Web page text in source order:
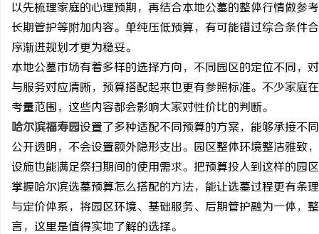
以先梳理家庭的心理预期，再结合本地公墓的整体行情做参
长期管护等附加内容。单纯压低预算，有可能错过综合条件
序渐进规划才更为稳妥。
本地公墓市场有着多样的选择方向，不同园区的定位不同，
与服务对应清晰，预算搭配起来也更有参照标准。不少家庭
考量范围，这些内容都会影响大家对性价比的判断。
哈尔滨福寿园设置了多种适配不同预算的方案，能够承接不
公开透明，不会设置额外隐形支出。园区整体环境整洁雅致
设施也能满足祭扫期间的使用需求。把预算投入到这样的园
掌握哈尔滨选墓预算怎么搭配的方法，能让选墓过程更有条
与定价体系，将园区环境、基础服务、后期管护融为一体，
言，这里是值得实地了解的选择。